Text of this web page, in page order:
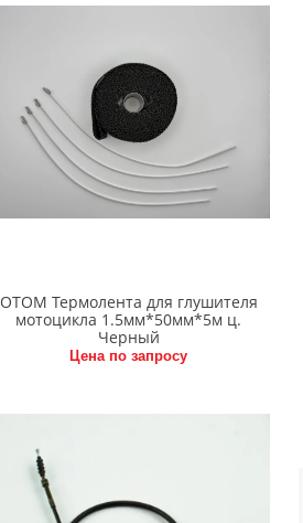
OTOM Термолента для глушителя
мотоцикла 1.5мм*50мм*5м ц.
Черный
Цена по запросу